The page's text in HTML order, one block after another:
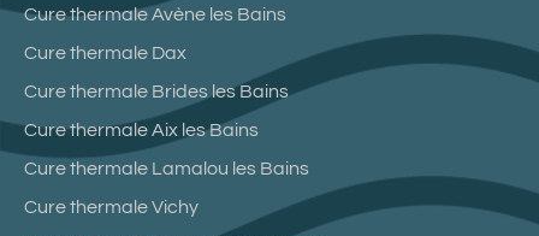
Cure thermale Avène les Bains
Cure thermale Dax
Cure thermale Brides les Bains
Cure thermale Aix les Bains
Cure thermale Lamalou les Bains
Cure thermale Vichy